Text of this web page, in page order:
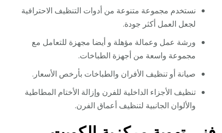
نستخدم مجموعة متنوعة من أدوات التنظيف الاحترافية
لجعل العمل أكثر جودة.
ورشة عمل وعمالة مؤهلة و أيضا مجهزة للتعامل مع
مجموعة واسعة من أجهزة الطباخات.
صيانة أو تنظيف الأفران والطباخات بأرخص الأسعار.
تنظيف الأجزاء الداخلية للفرن وإزالة الأختام المطاطية
والألوان الجانبية لتنظيف أعماق الفرن.